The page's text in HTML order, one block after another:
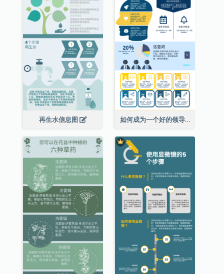
再生水信息图 如何成为一个好的领导者信息图